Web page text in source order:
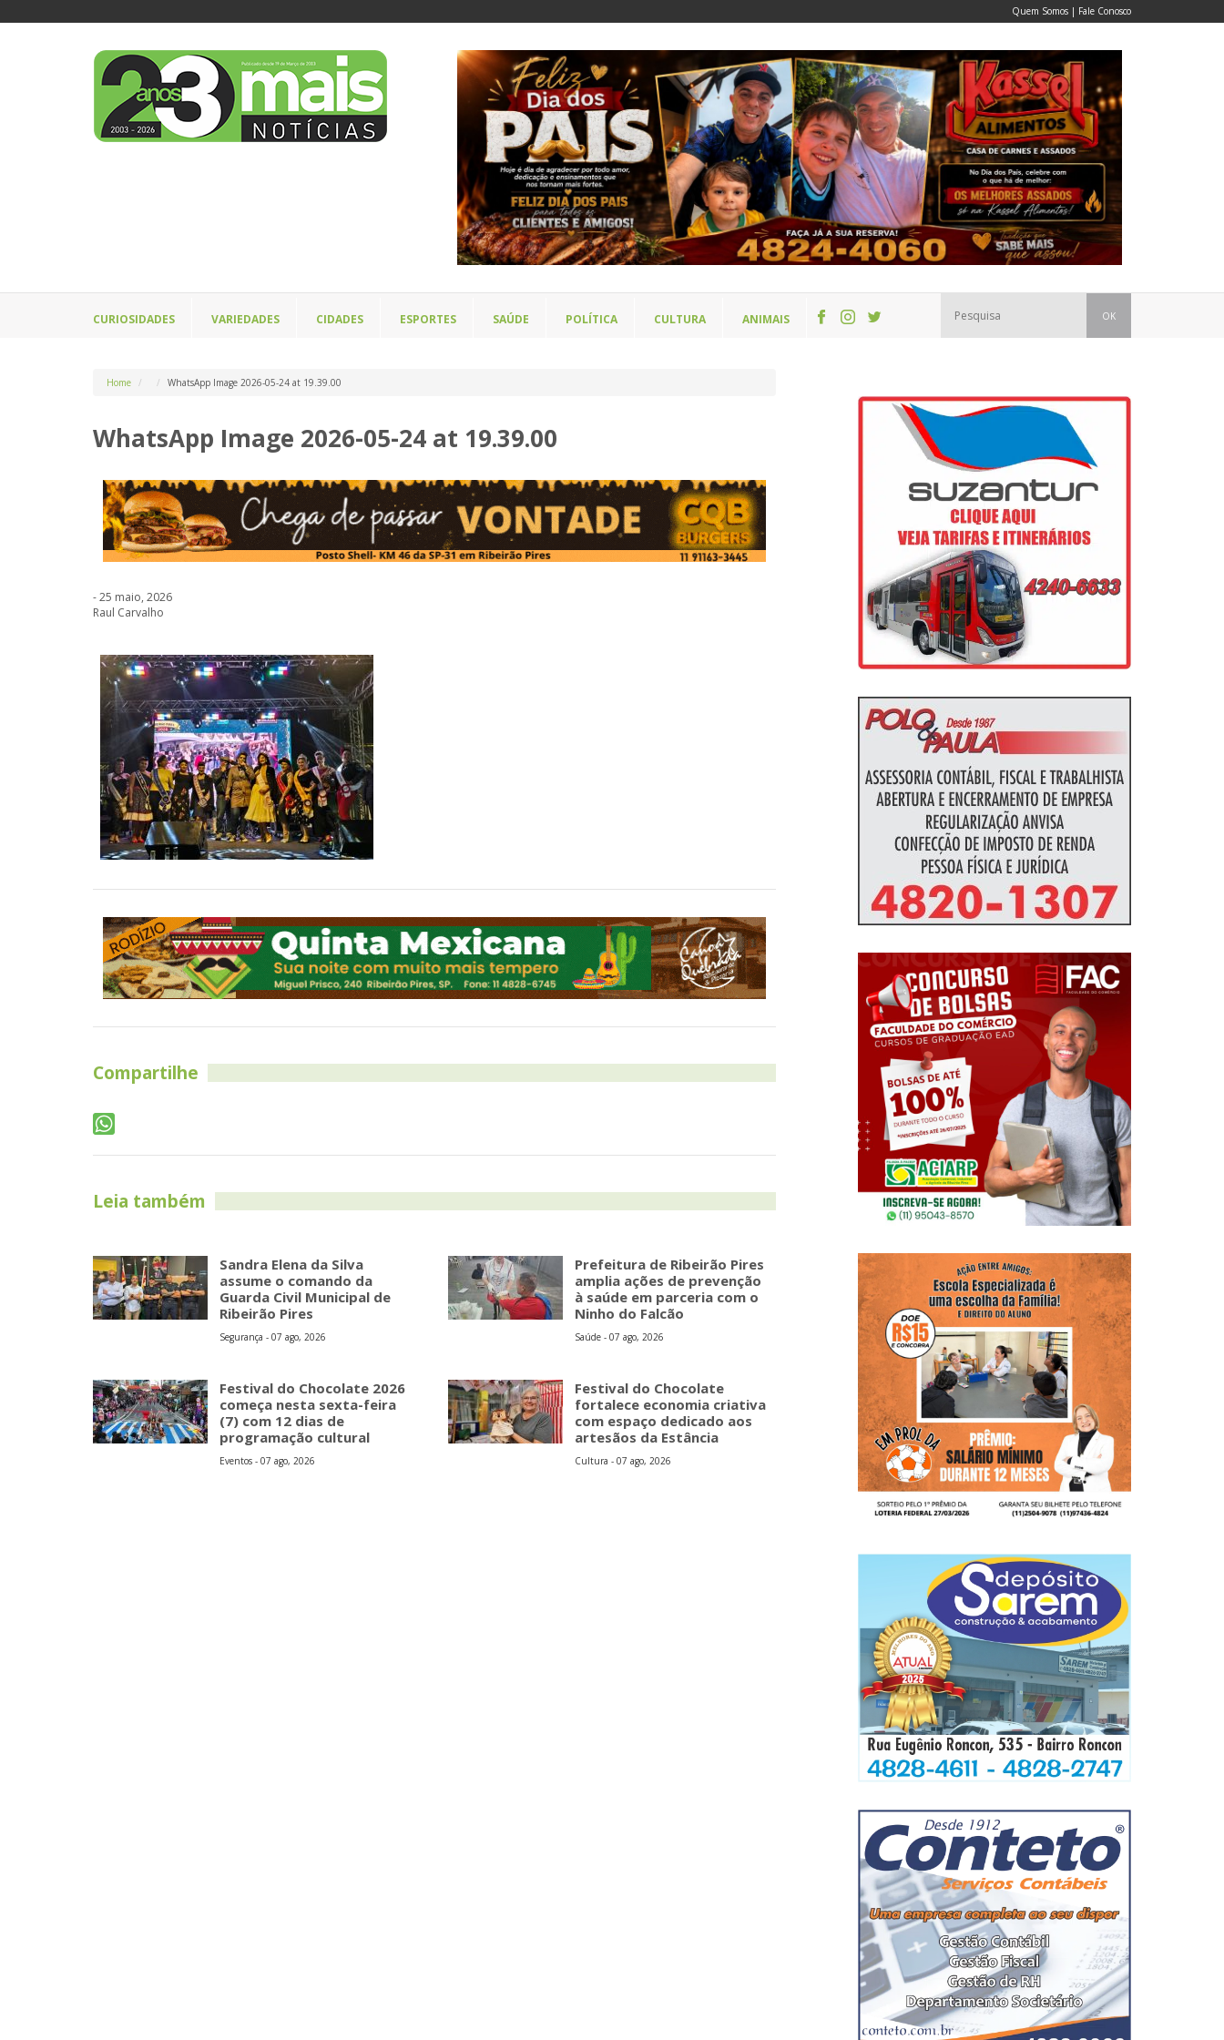
Quem Somos | Fale Conosco
CURIOSIDADES VARIEDADES CIDADES ESPORTES SAÚDE POLÍTICA CULTURA ANIMAIS OK
Home WhatsApp Image 2026-05-24 at 19.39.00
WhatsApp Image 2026-05-24 at 19.39.00
- 25 maio, 2026
Raul Carvalho
Compartilhe
Leia também
Sandra Elena da Silva
assume o comando da
Guarda Civil Municipal de
Ribeirão Pires
Segurança - 07 ago, 2026
Prefeitura de Ribeirão Pires
amplia ações de prevenção
à saúde em parceria com o
Ninho do Falcão
Saúde - 07 ago, 2026
Festival do Chocolate 2026
começa nesta sexta-feira
(7) com 12 dias de
programação cultural
Eventos - 07 ago, 2026
Festival do Chocolate
fortalece economia criativa
com espaço dedicado aos
artesãos da Estância
Cultura - 07 ago, 2026